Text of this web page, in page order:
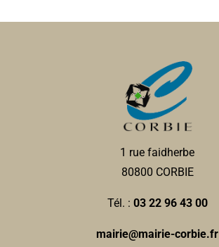
1 rue faidherbe
80800 CORBIE
Tél. : 03 22 96 43 00
mairie@mairie-corbie.fr